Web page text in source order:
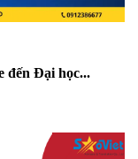
đến Đại học...